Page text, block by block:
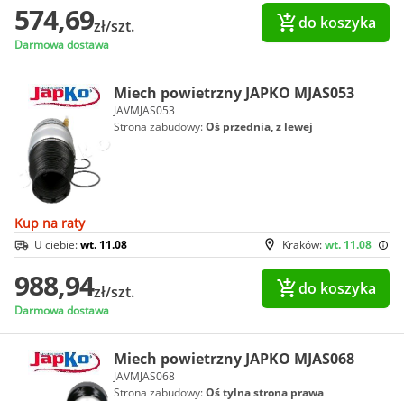
574,69zł/szt.
Darmowa dostawa
do koszyka
Miech powietrzny JAPKO MJAS053
JAVMJAS053
Strona zabudowy:Oś przednia, z lewej
Kup na raty
Kraków:wt. 11.08
U ciebie:wt. 11.08
988,94zł/szt.
Darmowa dostawa
do koszyka
Miech powietrzny JAPKO MJAS068
JAVMJAS068
Strona zabudowy:Oś tylna strona prawa